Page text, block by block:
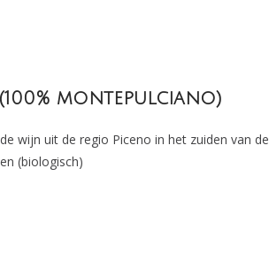
montepulciano)
wijn uit de regio Piceno in het zuiden van de
(biologisch)